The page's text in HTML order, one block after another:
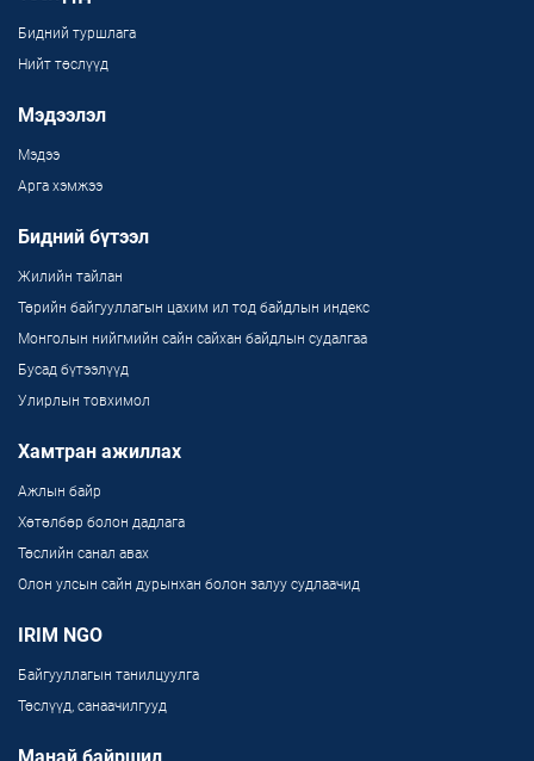
Бидний туршлага
Нийт төслүүд
Мэдээлэл
Мэдээ
Арга хэмжээ
Бидний бүтээл
Жилийн тайлан
Төрийн байгууллагын цахим ил тод байдлын индекс
Монголын нийгмийн сайн сайхан байдлын судалгаа
Бусад бүтээлүүд
Улирлын товхимол
Хамтран ажиллах
Ажлын байр
Хөтөлбөр болон дадлага
Төслийн санал авах
Олон улсын сайн дурынхан болон залуу судлаачид
IRIM NGO
Байгууллагын танилцуулга
Төслүүд, санаачилгууд